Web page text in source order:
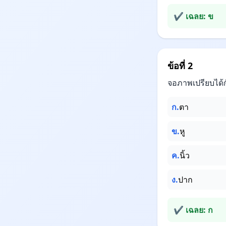
✔ เฉลย: ข
ข้อที่ 2
จอภาพเปรียบไ
ก.ตา
ข.หู
ค.นิ้ว
ง.ปาก
✔ เฉลย: ก